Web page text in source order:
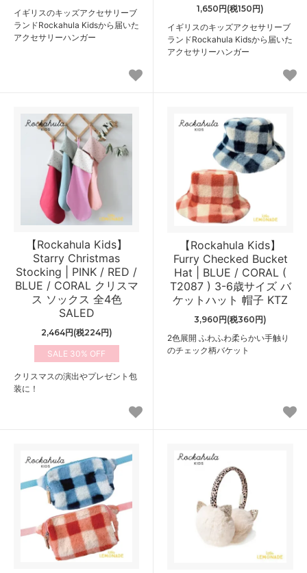
イギリスのキッズアクセサリーブ
ランドRockahula Kidsから届いた
アクセサリーハンガー
1,650円(税150円)
イギリスのキッズアクセサリーブ
ランドRockahula Kidsから届いた
アクセサリーハンガー
【Rockahula Kids】
Starry Christmas
Stocking | PINK / RED /
BLUE / CORAL クリスマ
ス ソックス 全4色
SALED
2,464円(税224円)
30%
クリスマスの演出やプレゼント包
装に！
【Rockahula Kids】
Furry Checked Bucket
Hat | BLUE / CORAL (
T2087 ) 3-6歳サイズ バ
ケットハット 帽子 KTZ
3,960円(税360円)
2色展開 ふわふわ柔らかい手触り
のチェック柄バケット